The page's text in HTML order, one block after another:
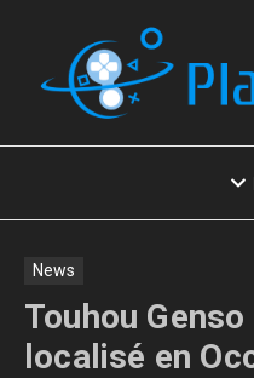
News
Touhou
localisé en